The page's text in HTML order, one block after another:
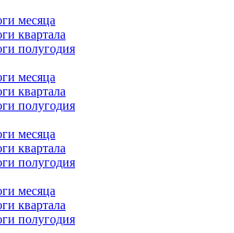
месяца
квартала
полугодия
месяца
квартала
полугодия
месяца
квартала
полугодия
месяца
квартала
полугодия